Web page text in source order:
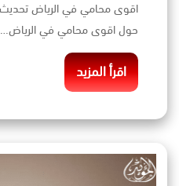
حول اقوى محامي في الرياض…
اقرأ المزيد